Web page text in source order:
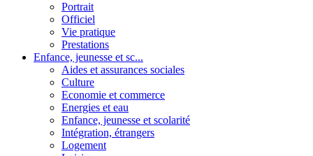
Portrait
Officiel
Vie pratique
Prestations
Enfance, jeunesse et sc...
Aides et assurances sociales
Culture
Economie et commerce
Energies et eau
Enfance, jeunesse et scolarité
Intégration, étrangers
Logement